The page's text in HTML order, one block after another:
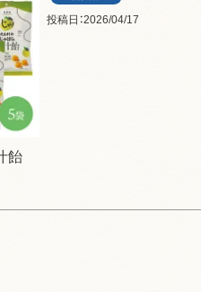
飴
投稿日 2026/04/17